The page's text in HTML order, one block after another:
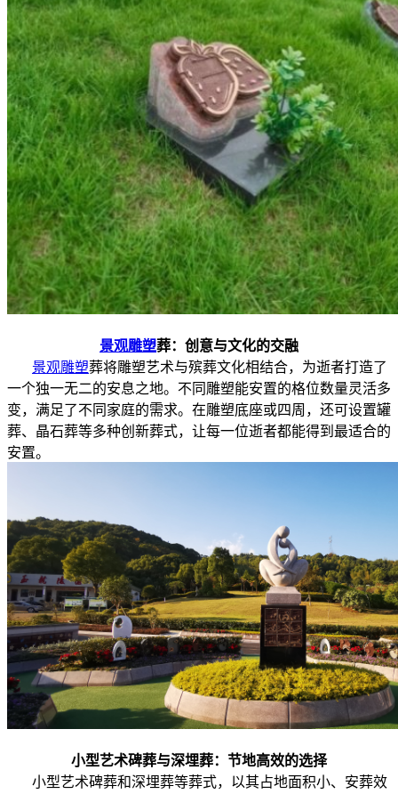
景观雕塑葬：创意与文化的交融
景观雕塑葬将雕塑艺术与殡葬文化相结合，为逝者打造了
一个独一无二的安息之地。不同雕塑能安置的格位数量灵活多
变，满足了不同家庭的需求。在雕塑底座或四周，还可设置罐
葬、晶石葬等多种创新葬式，让每一位逝者都能得到最适合的
安置。
小型艺术碑葬与深埋葬：节地高效的选择
小型艺术碑葬和深埋葬等葬式，以其占地面积小、安葬效